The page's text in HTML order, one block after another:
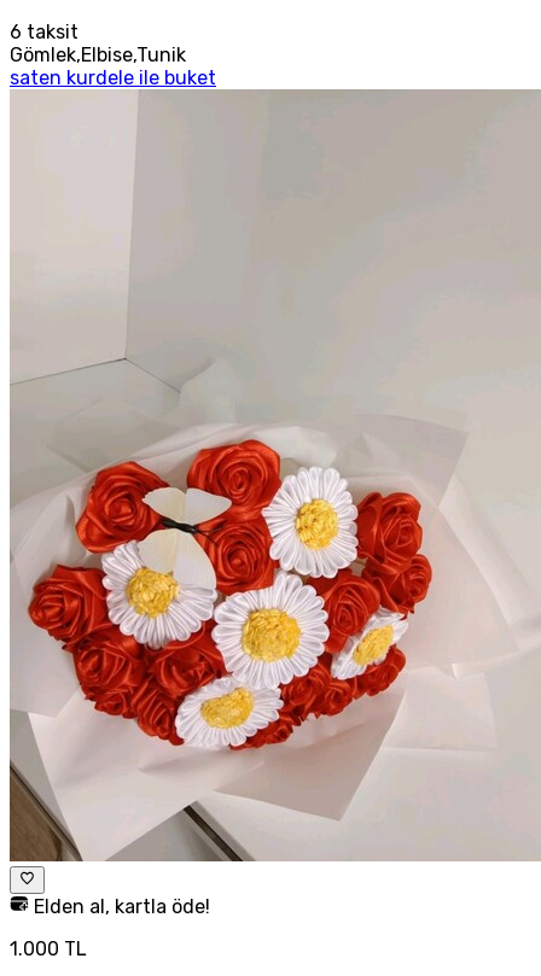
6 taksit
Gömlek,Elbise,Tunik
saten kurdele ile buket
Elden al, kartla öde!
1.000 TL